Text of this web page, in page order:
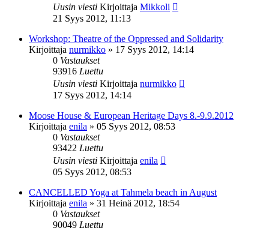
Uusin viesti Kirjoittaja Mikkoli
21 Syys 2012, 11:13
Workshop: Theatre of the Oppressed and Solidarity
Kirjoittaja nurmikko » 17 Syys 2012, 14:14
0 Vastaukset
93916 Luettu
Uusin viesti Kirjoittaja nurmikko
17 Syys 2012, 14:14
Moose House & European Heritage Days 8.-9.9.2012
Kirjoittaja enila » 05 Syys 2012, 08:53
0 Vastaukset
93422 Luettu
Uusin viesti Kirjoittaja enila
05 Syys 2012, 08:53
CANCELLED Yoga at Tahmela beach in August
Kirjoittaja enila » 31 Heinä 2012, 18:54
0 Vastaukset
90049 Luettu